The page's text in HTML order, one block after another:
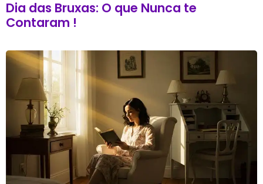
Dia das Bruxas: O que Nunca te
Contaram !